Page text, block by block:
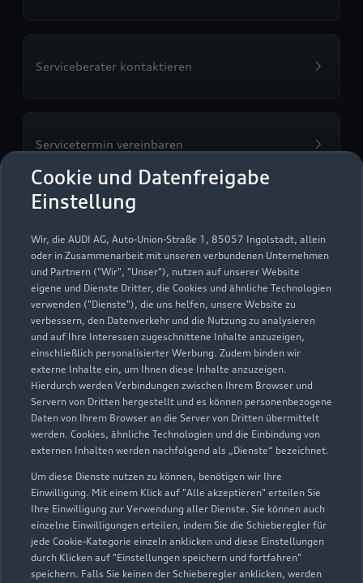
Cookie und Datenfreigabe
Einstellung
Wir, die AUDI AG, Auto-Union-Straße 1, 85057 Ingolstadt, allein
oder in Zusammenarbeit mit unseren verbundenen Unternehmen
und Partnern ("Wir", "Unser"), nutzen auf unserer Website
eigene und Dienste Dritter, die Cookies und ähnliche Technologien
verwenden ("Dienste"), die uns helfen, unsere Website zu
verbessern, den Datenverkehr und die Nutzung zu analysieren
und auf Ihre Interessen zugeschnittene Inhalte anzuzeigen,
einschließlich personalisierter Werbung. Zudem binden wir
externe Inhalte ein, um Ihnen diese Inhalte anzuzeigen.
Hierdurch werden Verbindungen zwischen Ihrem Browser und
Servern von Dritten hergestellt und es können personenbezogene
Daten von Ihrem Browser an die Server von Dritten übermittelt
werden. Cookies, ähnliche Technologien und die Einbindung von
externen Inhalten werden nachfolgend als „Dienste“ bezeichnet.
Um diese Dienste nutzen zu können, benötigen wir Ihre
Einwilligung. Mit einem Klick auf "Alle akzeptieren" erteilen Sie
Ihre Einwilligung zur Verwendung aller Dienste. Sie können auch
einzelne Einwilligungen erteilen, indem Sie die Schieberegler für
jede Cookie-Kategorie einzeln anklicken und diese Einstellungen
durch Klicken auf "Einstellungen speichern und fortfahren"
speichern. Falls Sie keinen der Schieberegler anklicken, werden
Serviceberater kontaktieren
Servicetermin vereinbaren
Messink Automobile
GmbH & Co. KG
Autoverkauf
Servicepartner
Audi Gebrauchtwagen :plus
e-tron Service R8